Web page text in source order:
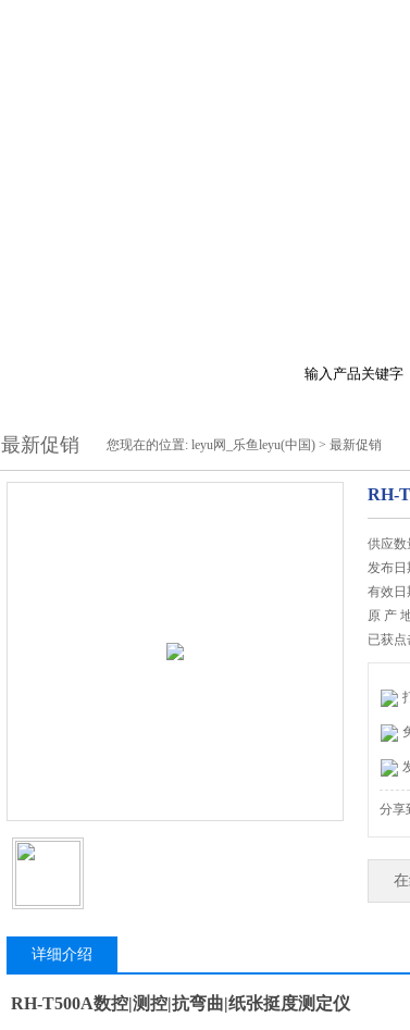
最新促销 您现在的位置: leyu网_乐鱼leyu(中国) > 最新促销
RH-
供应数
发布日
有效日
原 产
已获点
分享
详细介绍
RH-T500A数控|测控|抗弯曲|纸张挺度测定仪